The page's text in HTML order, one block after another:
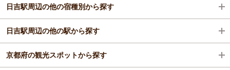
日吉駅周辺の他の宿種別から探す
ビジネスホテル
旅館
日吉駅周辺の他の駅から探す
亀岡駅
京都府の観光スポットから探す